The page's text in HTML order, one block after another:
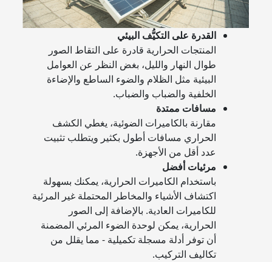
القدرة على التكيُّف البيئي
المنتجات الحرارية قادرة على التقاط الصور
طوال النهار والليل، بغض النظر عن العوامل
البيئية مثل الظلام والضوء الساطع والإضاءة
الخلفية والضباب والضباب.
مسافات ممتدة
مقارنة بالكاميرات الضوئية، يغطي الكشف
الحراري مسافات أطول بكثير ويتطلب تثبيت
عدد أقل من الأجهزة.
مرئيات أفضل
باستخدام الكاميرات الحرارية، يمكنك بسهولة
اكتشاف الأشياء والمخاطر المحتملة غير المرئية
للكاميرات العادية. بالإضافة إلى الصور
الحرارية، يمكن لوحدة الضوء المرئي المضمنة
أن توفر أدلة مسجلة تكميلية - مما يقلل من
تكاليف التركيب.